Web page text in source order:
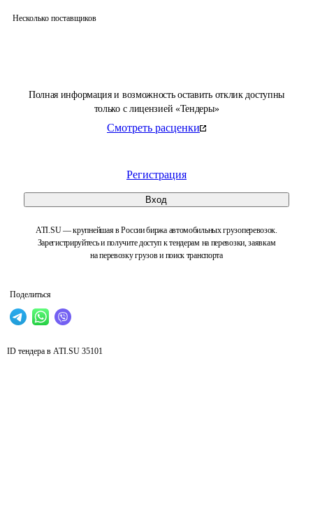
Полная информация и возможность оставить отклик доступны
только с лицензией «Тендеры»
Смотреть расценки
Регистрация
Вход
ATI.SU — крупнейшая в России биржа автомобильных грузоперевозок.
Зарегистрируйтесь и получите доступ к тендерам на перевозки, заявкам
на перевозку грузов и поиск транспорта
Поделиться
Несколько поставщиков
ID тендера в ATI.SU 35101